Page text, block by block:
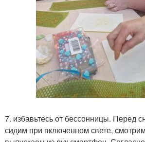
7. избавьтесь от бессонницы. Перед
сидим при включенном свете,